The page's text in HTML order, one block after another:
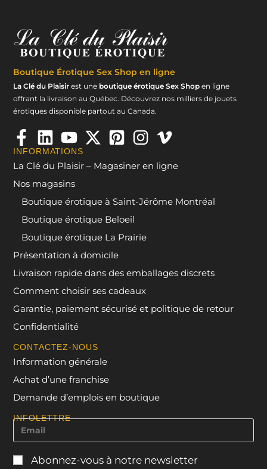
Boutique Érotique Sex Shop en ligne
La Clé du Plaisir est une boutique érotique Sex Shop en ligne
offrant la livraison au Québec. Découvrez nos milliers de jouets
érotiques disponible partout au Canada.
INFORMATIONS
La Clé du Plaisir – Magasiner en ligne
Nos magasins
Boutique érotique à Saint-Jérôme Montréal
Boutique érotique Beloeil
Boutique érotique La Prairie
Présentation à domicile
Livraison rapide dans des emballages discrets
Comment choisir ses cadeaux
Garantie, paiement sécurisé et politique de retour
Confidentialité
CONTACTEZ-NOUS
Information générale
Achat d’une franchise
Demande d’emplois en boutique
INFOLETTRE
Abonnez-vous à notre newsletter